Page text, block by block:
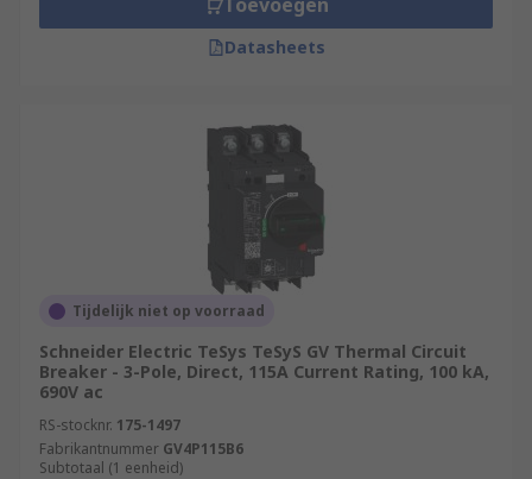
Datasheets
Tijdelijk niet op voorraad
Schneider Electric TeSys TeSyS GV Thermal Circuit
Breaker - 3-Pole, Direct, 115A Current Rating, 100 kA,
690V ac
RS-stocknr. 175-1497
Fabrikantnummer GV4P115B6
Subtotaal (1 eenheid)